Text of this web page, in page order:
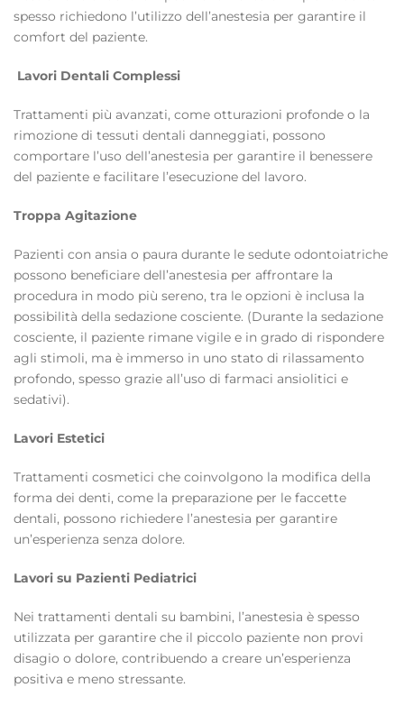
spesso richiedono l’utilizzo dell’anestesia per garantire il
comfort del paziente.
Lavori Dentali Complessi
Trattamenti più avanzati, come otturazioni profonde o la
rimozione di tessuti dentali danneggiati, possono
comportare l’uso dell’anestesia per garantire il benessere
del paziente e facilitare l’esecuzione del lavoro.
Troppa Agitazione
Pazienti con ansia o paura durante le sedute odontoiatriche
possono beneficiare dell’anestesia per affrontare la
procedura in modo più sereno, tra le opzioni è inclusa la
possibilità della sedazione cosciente. (Durante la sedazione
cosciente, il paziente rimane vigile e in grado di rispondere
agli stimoli, ma è immerso in uno stato di rilassamento
profondo, spesso grazie all’uso di farmaci ansiolitici e
sedativi).
Lavori Estetici
Trattamenti cosmetici che coinvolgono la modifica della
forma dei denti, come la preparazione per le faccette
dentali, possono richiedere l’anestesia per garantire
un’esperienza senza dolore.
Lavori su Pazienti Pediatrici
Nei trattamenti dentali su bambini, l’anestesia è spesso
utilizzata per garantire che il piccolo paziente non provi
disagio o dolore, contribuendo a creare un’esperienza
positiva e meno stressante.